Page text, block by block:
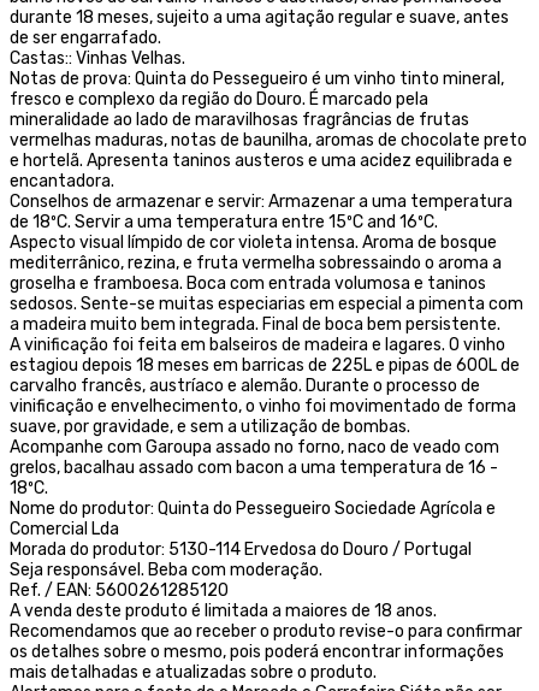
durante 18 meses, sujeito a uma agitação regular e suave, antes
de ser engarrafado.
Castas:: Vinhas Velhas.
Notas de prova: Quinta do Pessegueiro é um vinho tinto mineral,
fresco e complexo da região do Douro. É marcado pela
mineralidade ao lado de maravilhosas fragrâncias de frutas
vermelhas maduras, notas de baunilha, aromas de chocolate preto
e hortelã. Apresenta taninos austeros e uma acidez equilibrada e
encantadora.
Conselhos de armazenar e servir: Armazenar a uma temperatura
de 18ºC. Servir a uma temperatura entre 15ºC and 16ºC.
Aspecto visual límpido de cor violeta intensa. Aroma de bosque
mediterrânico, rezina, e fruta vermelha sobressaindo o aroma a
groselha e framboesa. Boca com entrada volumosa e taninos
sedosos. Sente-se muitas especiarias em especial a pimenta com
a madeira muito bem integrada. Final de boca bem persistente.
A vinificação foi feita em balseiros de madeira e lagares. O vinho
estagiou depois 18 meses em barricas de 225L e pipas de 600L de
carvalho francês, austríaco e alemão. Durante o processo de
vinificação e envelhecimento, o vinho foi movimentado de forma
suave, por gravidade, e sem a utilização de bombas.
Acompanhe com Garoupa assado no forno, naco de veado com
grelos, bacalhau assado com bacon a uma temperatura de 16 -
18ºC.
Nome do produtor: Quinta do Pessegueiro Sociedade Agrícola e
Comercial Lda
Morada do produtor: 5130-114 Ervedosa do Douro / Portugal
Seja responsável. Beba com moderação.
Ref. / EAN: 5600261285120
A venda deste produto é limitada a maiores de 18 anos.
Recomendamos que ao receber o produto revise-o para confirmar
os detalhes sobre o mesmo, pois poderá encontrar informações
mais detalhadas e atualizadas sobre o produto.